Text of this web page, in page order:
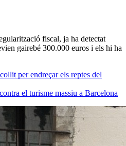
fiscal, ja ha detectat
gairebé 300.000 euros i els hi ha
per endreçar els reptes del
el turisme massiu a Barcelona